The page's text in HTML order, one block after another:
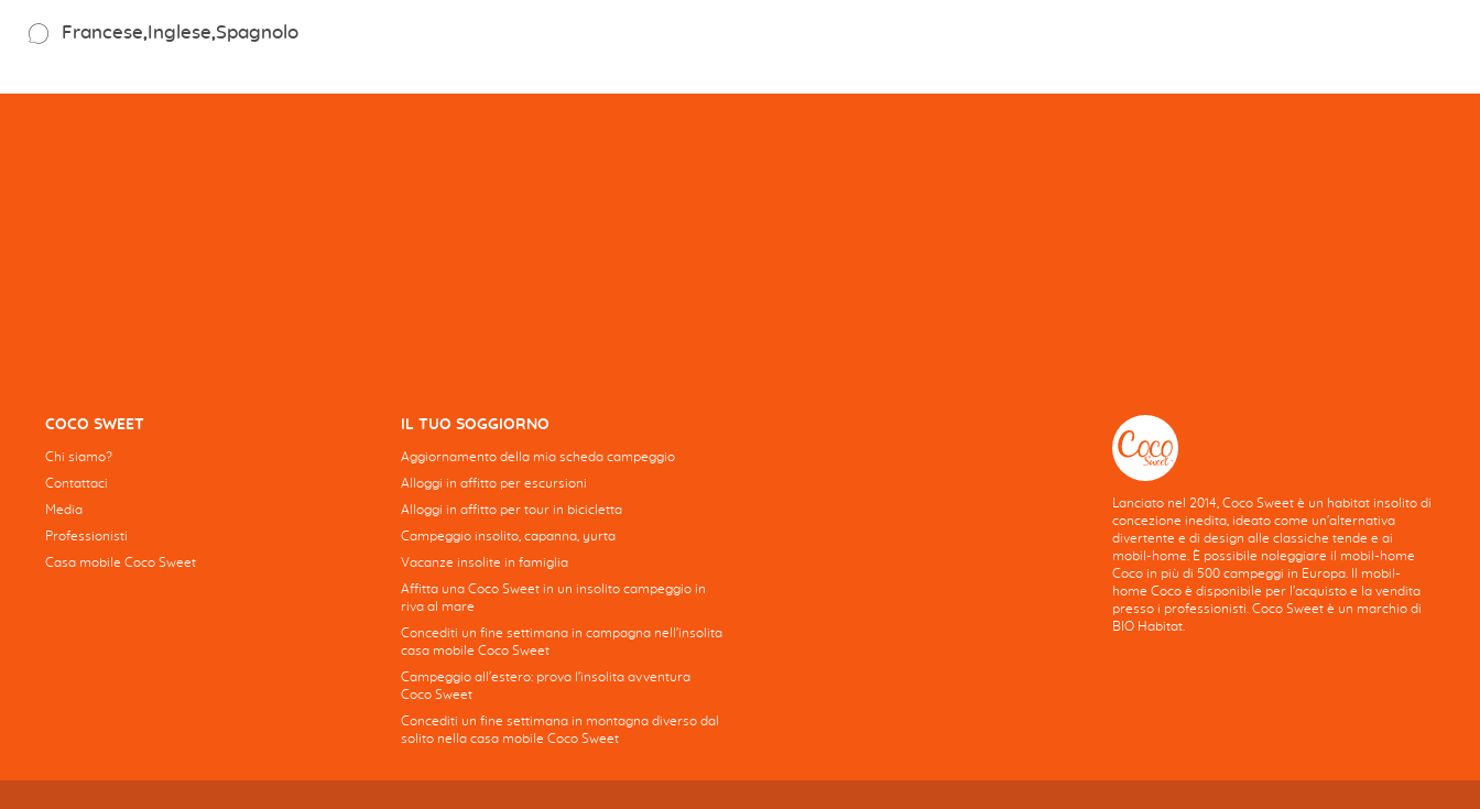
Francese Inglese Spagnolo
COCO SWEET
Chi siamo?
Contattaci
Media
Professionisti
Casa mobile Coco Sweet
IL TUO SOGGIORNO
Aggiornamento della mia scheda campeggio
Alloggi in affitto per escursioni
Alloggi in affitto per tour in bicicletta
Campeggio insolito, capanna, yurta
Vacanze insolite in famiglia
Affitta una Coco Sweet in un insolito campeggio in
riva al mare
Concediti un fine settimana in campagna nell'insolita
casa mobile Coco Sweet
Campeggio all'estero: prova l'insolita avventura
Coco Sweet
Concediti un fine settimana in montagna diverso dal
solito nella casa mobile Coco Sweet
Lanciato nel 2014, Coco Sweet è un habitat insolito di
concezione inedita, ideato come un'alternativa
divertente e di design alle classiche tende e ai
mobil-home. È possibile noleggiare il mobil-home
Coco in più di 500 campeggi in Europa. Il mobil-
home Coco è disponibile per l'acquisto e la vendita
presso i professionisti. Coco Sweet è un marchio di
BIO Habitat.